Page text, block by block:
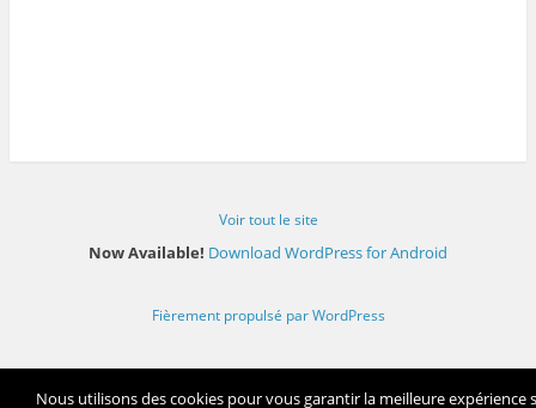
Voir tout le site
Now Available! Download WordPress for Android
Fièrement propulsé par WordPress
Nous utilisons des cookies pour vous garantir la meilleure expérience